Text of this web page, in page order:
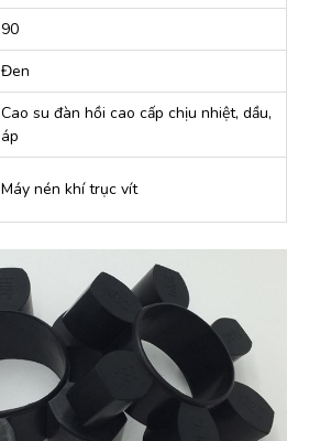
90
Đen
Cao su đàn hồi cao cấp chịu nhiệt, dầu,
áp
Máy nén khí trục vít